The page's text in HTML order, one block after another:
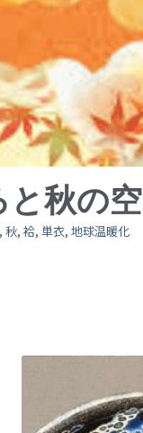
と秋の空
秋, 袷, 単衣, 地球温暖化